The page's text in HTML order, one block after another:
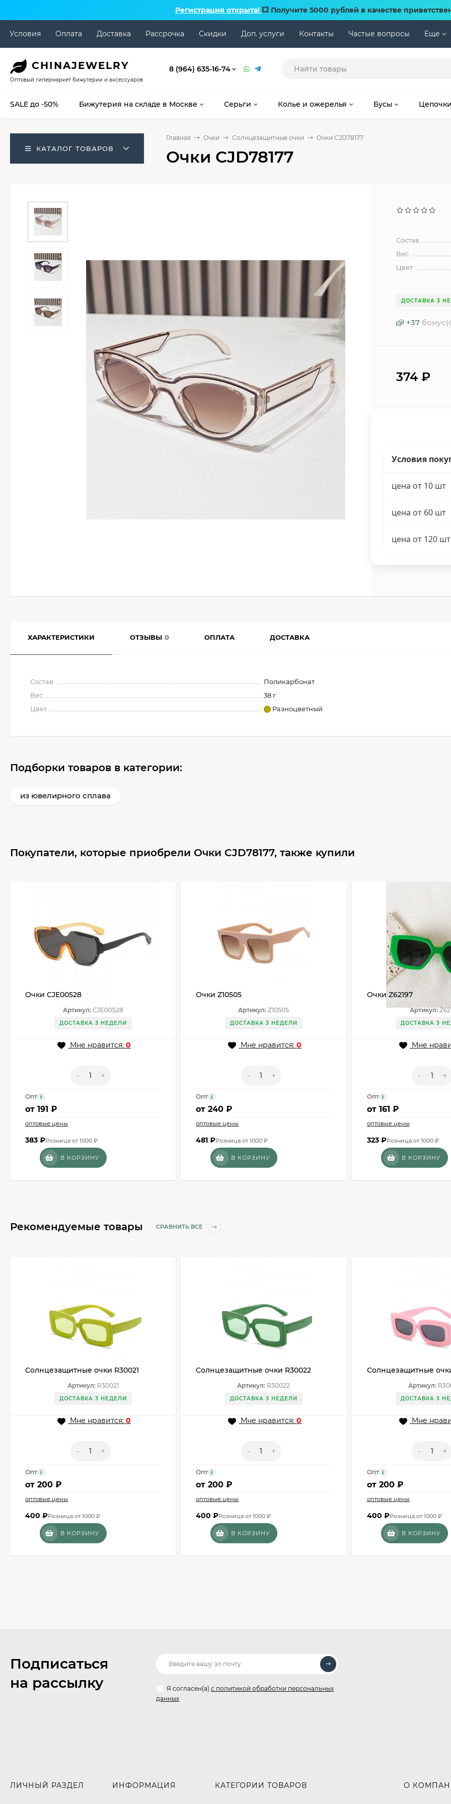
Регистрация открыта! 💥 Получите 5000 рублей в качестве
Условия Оплата Доставка Рассрочка Скидки Доп. услуги Контакты Частые вопросы Еще
CHINAJEWELRY
Оптовый гипермаркет бижутерии и аксессуаров
8 (964) 635-16-74
SALE до -50% Бижутерия на складе в Москве Серьги Колье и ожерелья Бусы Цепочки
КАТАЛОГ ТОВАРОВ
Главная Очки Солнцезащитные очки Очки CJD78177
Очки CJD78177
Состав
Вес
Цвет
ДОСТАВКА 3
+37
374₽
Условия
цена от 10 шт
цена от 60 шт
цена от 120 шт
ХАРАКТЕРИСТИКИ ОТЗЫВЫ 0 ОПЛАТА ДОСТАВКА
Состав
Поликарбонат
Вес
38 г
Цвет
Разноцветный
Подборки товаров в категории:
из ювелирного сплава
Покупатели, которые приобрели Очки CJD78177, также купили
Очки CJE00528
Артикул:CJE00528
ДОСТАВКА 3 НЕДЕЛИ
Мне нравится:0
- +
Опт i
от 191 ₽
оптовые цены
383 ₽Розница от 1000 ₽
В КОРЗИНУ
Очки Z10505
Артикул: Z10505
ДОСТАВКА 3 НЕДЕЛИ
Мне нравится:0
- +
Опт i
от240 ₽
оптовые цены
481₽Розница от 1000 ₽
В КОРЗИНУ
Очки Z62197
Артикул:
ДОСТАВКА 3
Мне
- +
Опт i
от 161 ₽
оптовые цены
323 ₽Розница от 1000 ₽
В КОРЗИНУ
Рекомендуемые товары СРАВНИТЬ ВСЕ
Солнцезащитные очки R30021
Артикул:R30021
ДОСТАВКА 3 НЕДЕЛИ
Мне нравится:0
- +
Опт i
от 200 ₽
оптовые цены
400 ₽Розница от 1000 ₽
В КОРЗИНУ
Солнцезащитные очки R30022
Артикул: R30022
ДОСТАВКА 3 НЕДЕЛИ
Мне нравится:0
- +
Опт i
от200 ₽
оптовые цены
400₽Розница от 1000 ₽
В КОРЗИНУ
Солнцезащитные
Артикул:
ДОСТАВКА 3
Мне
- +
Опт i
от 200 ₽
оптовые цены
400 ₽Розница от 1000 ₽
В КОРЗИНУ
Подписаться
на рассылку
Я согласен(a) с политикой обработки персональных
данных
ЛИЧНЫЙ РАЗДЕЛ ИНФОРМАЦИЯ КАТЕГОРИИ ТОВАРОВ О